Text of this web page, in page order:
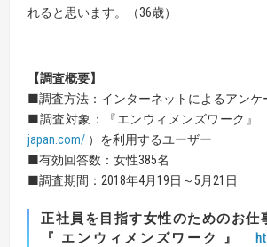
れると思います。（36歳）
【調査概要】
■調査方法：インターネットによるアンケ
■調査対象：『エンウィメンズワーク』
japan.com/ ）を利用するユーザー
■有効回答数：女性385名
■調査期間：2018年4月19日～5月21日
正社員を目指す女性のためのお仕
『 エンウィメンズワーク 』